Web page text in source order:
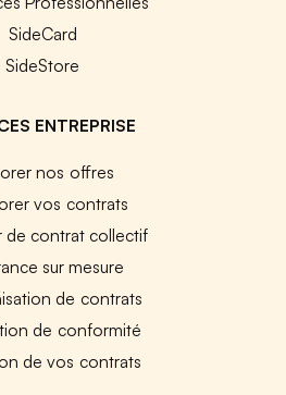
SideCard
SideStore
ENTREPRISE
nos offres
vos contrats
de contrat collectif
sur mesure
de contrats
de conformité
de vos contrats